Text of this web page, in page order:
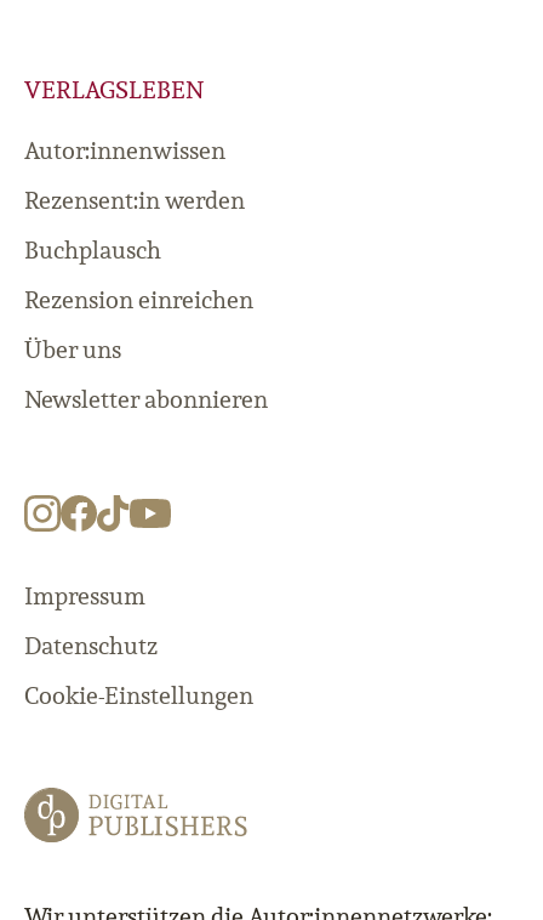
VERLAGSLEBEN
Autor:innenwissen
Rezensent:in werden
Buchplausch
Rezension einreichen
Über uns
Newsletter abonnieren
Impressum
Datenschutz
Cookie-Einstellungen